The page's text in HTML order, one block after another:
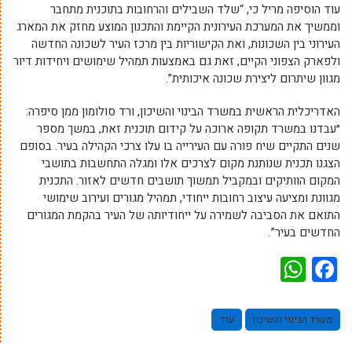
עוד הוסיפה מריל כי, “שלד השבילים והרחובות בתוכנית מתחבר
וממשיך את המערכת העירונית הקיימת והתכנון המוצע מחזק את המארג
העירוני בין השכונות, ואת הקישוריות בין מרכז העיר לשכונה החדשה
ולפארק הצפוני הקיים, זאת גם באמצעות תמהיל שימושים ויחידות דיור
מגוון שיתרום ליצירת שכונה איכותית”.
האדריכלית הראשית במשרד הבינוי והשיכון, ורד סולומון ממן סיפרה:
״עבדנו במשרד תקופה ארוכה על קידום תוכנית זאת, במשך מספר
שנים התקיים שיח פורה עם העירייה בו עלו צרכי הקהילה בעיר. בסופם
הצגנו תכנית שנותנת מקום לצרכים אלו ומגלה התחשבות בתושבי
המקום הוותיקים ובמקביל תמשוך תושבים חדשים לאזור. התכנית
מגוונת ומציעה עיצוב רחובות ייחודי, תמהיל מגורים ועירוב שימושי
התואם את הסביבה לשמירה על ייחודיותה של העיר בהקמת המגורים
החדשים בעיר”.
Facebook
משרד הבינוי והשיכון ערד